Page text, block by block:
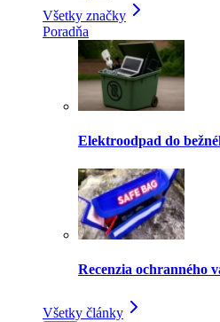
Všetky značky
Poradňa
Elektroodpad do
Recenzia ochranného
Všetky články